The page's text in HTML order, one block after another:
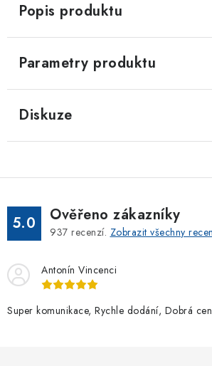
Popis produktu
Parametry produktu
Diskuze
5.0 Ověřeno zákazníky
937 recenzí. Zobrazit všechny
Antonín Vincenci
Super komunikace, Rychle dodání, Dobrá